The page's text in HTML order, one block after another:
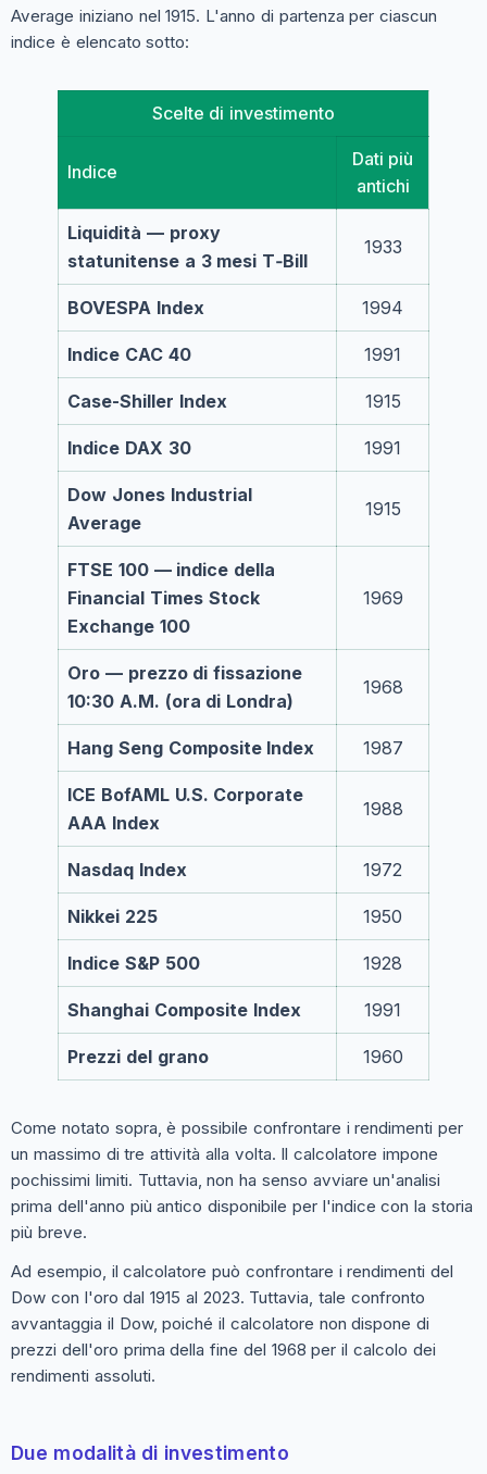
Average iniziano nel 1915. L'anno di partenza per ciascun
indice è elencato sotto:
Scelte di investimento
Indice
Dati più
antichi
Liquidità — proxy
statunitense a 3 mesi T‑Bill
1933
BOVESPA Index 1994
Indice CAC 40 1991
Case-Shiller Index 1915
Indice DAX 30 1991
Dow Jones Industrial
Average
1915
FTSE 100 — indice della
Financial Times Stock
Exchange 100
1969
Oro — prezzo di fissazione
10:30 A.M. (ora di Londra)
1968
Hang Seng Composite Index 1987
ICE BofAML U.S. Corporate
AAA Index
1988
Nasdaq Index 1972
Nikkei 225 1950
Indice S&P 500 1928
Shanghai Composite Index 1991
Prezzi del grano 1960
Come notato sopra, è possibile confrontare i rendimenti per
un massimo di tre attività alla volta. Il calcolatore impone
pochissimi limiti. Tuttavia, non ha senso avviare un'analisi
prima dell'anno più antico disponibile per l'indice con la storia
più breve.
Ad esempio, il calcolatore può confrontare i rendimenti del
Dow con l'oro dal 1915 al 2023. Tuttavia, tale confronto
avvantaggia il Dow, poiché il calcolatore non dispone di
prezzi dell'oro prima della fine del 1968 per il calcolo dei
rendimenti assoluti.
Due modalità di investimento